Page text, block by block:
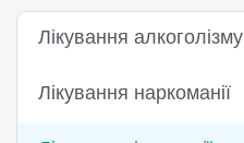
Лікування алкоголізму
Лікування наркоманії